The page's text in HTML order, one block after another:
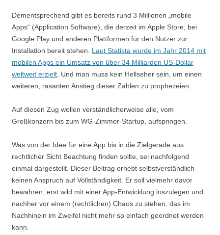
Dementsprechend gibt es bereits rund 3 Millionen „mobile
Apps“ (Application Software), die derzeit im Apple Store, bei
Google Play und anderen Plattformen für den Nutzer zur
Installation bereit stehen. Laut Statista wurde im Jahr 2014 mit
mobilen Apps ein Umsatz von über 34 Milliarden US-Dollar
weltweit erzielt . Und man muss kein Hellseher sein, um einen
weiteren, rasanten Anstieg dieser Zahlen zu prophezeien.
Auf diesen Zug wollen verständlicherweise alle, vom
Großkonzern bis zum WG-Zimmer-Startup, aufspringen.
Was von der Idee für eine App bis in die Zielgerade aus
rechtlicher Sicht Beachtung finden sollte, sei nachfolgend
einmal dargestellt. Dieser Beitrag erhebt selbstverständlich
keinen Anspruch auf Vollständigkeit. Er soll vielmehr davor
bewahren, erst wild mit einer App-Entwicklung loszulegen und
nachher vor einem (rechtlichen) Chaos zu stehen, das im
Nachhinein im Zweifel nicht mehr so einfach geordnet werden
kann.